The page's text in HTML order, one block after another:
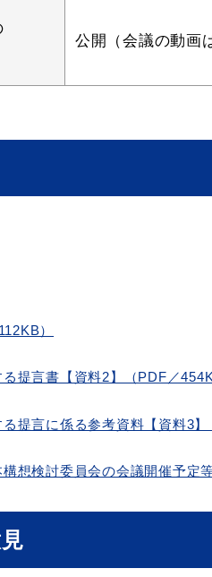
公開（会議の動画
）
提言書【資料2】（PDF／
提言に係る参考資料【資料3】
想検討委員会の会議開催予定